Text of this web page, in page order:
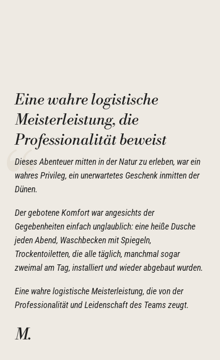
Eine wahre logistische
Meisterleistung, die
Professionalität beweist
Dieses Abenteuer mitten in der Natur zu erleben, war ein
wahres Privileg, ein unerwartetes Geschenk inmitten der
Dünen.
Der gebotene Komfort war angesichts der
Gegebenheiten einfach unglaublich: eine heiße Dusche
jeden Abend, Waschbecken mit Spiegeln,
Trockentoiletten, die alle täglich, manchmal sogar
zweimal am Tag, installiert und wieder abgebaut wurden.
Eine wahre logistische Meisterleistung, die von der
Professionalität und Leidenschaft des Teams zeugt.
M.